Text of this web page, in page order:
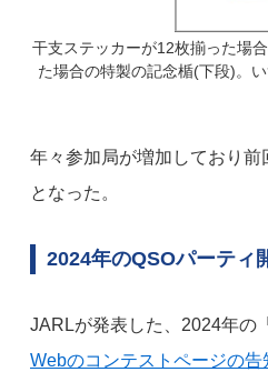
干支ステッカーが12枚揃った場
た場合の特製の記念楯(下段)。
年々参加局が増加しており
となった。
2024年のQSOパーティ
JARLが発表した、2024年の
Webのコンテストページの告